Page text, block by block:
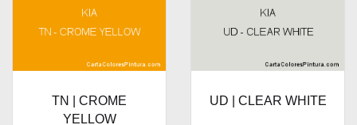
TN | CROME
YELLOW
UD | CLEAR WHITE